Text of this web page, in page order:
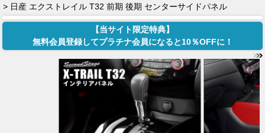
> 日産 エクストレイル T32 前期 後期 センターサイドパネル
【当サイト限定特典】
無料会員登録してプラチナ会員になると10％OFFに！